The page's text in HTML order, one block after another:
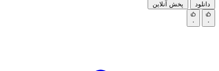
دانلود پخش آنلاین
۰ ۰